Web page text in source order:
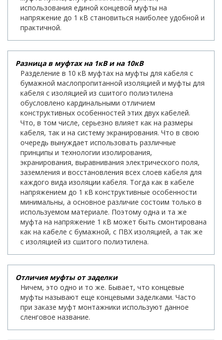
использования единой концевой муфты на
напряжение до 1 кВ становиться наиболее удобной и
практичной.
Разница в муфтах на 1кВ и на 10кВ
Разделение в 10 кВ муфтах на муфты для кабеля с
бумажной маслопропитанной изоляцией и муфты для
кабеля с изоляцией из сшитого полиэтилена
обусловлено кардинальными отличием
конструктивных особенностей этих двух кабелей.
Что, в том числе, серьезно влияет как на размеры
кабеля, так и на систему экранирования. Что в свою
очередь вынуждает использовать различные
принципы и технологии изолирования,
экранирования, выравнивания электрического поля,
заземления и восстановления всех слоев кабеля для
каждого вида изоляции кабеля. Тогда как в кабеле
напряжением до 1 кВ конструктивные особенности
минимальны, а основное различие состоим только в
используемом материале. Поэтому одна и та же
муфта на напряжение 1 кВ может быть смонтирована
как на кабеле с бумажной, с ПВХ изоляцией, а так же
с изоляцией из сшитого полиэтилена.
Отличия муфты от заделки
Ничем, это одно и то же. Бывает, что концевые
муфты называют еще концевыми заделками. Часто
при заказе муфт монтажники используют данное
сленговое название.